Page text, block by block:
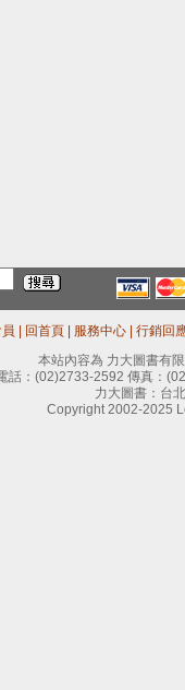
回首頁 服務中心
行銷回
本站內容為 力大圖書有
話： (02)2733-2592 傳真：
力大圖書：台
Copyright 2002-2025